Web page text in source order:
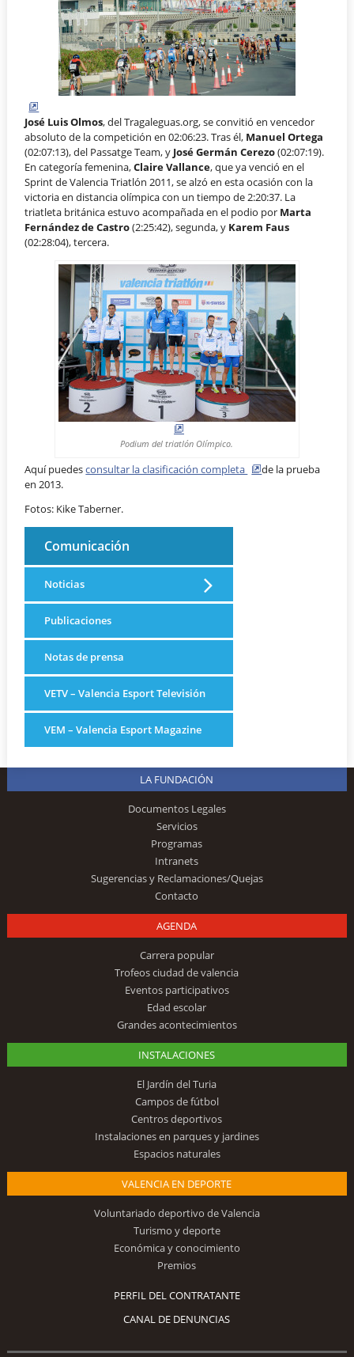
José Luis Olmos, del Tragaleguas.org, se convitió en vencedor
absoluto de la competición en 02:06:23. Tras él, Manuel Ortega
(02:07:13), del Passatge Team, y José Germán Cerezo(02:07:19).
En categoría femenina,Claire Vallance, que ya venció en el
Sprint de Valencia Triatlón 2011, se alzó en esta ocasión con la
victoria en distancia olímpica con un tiempo de 2:20:37. La
triatleta británica estuvo acompañada en el podio por Marta
Fernández de Castro(2:25:42), segunda, y Karem Faus
(02:28:04), tercera.
Podium del triatlón Olímpico.
Aquí puedesconsultar la clasificación completa
de la prueba
en 2013.
Fotos: Kike Taberner.
Comunicación
Noticias
Publicaciones
Notas de prensa
VETV – Valencia Esport Televisión
VEM – Valencia Esport Magazine
LA FUNDACIÓN
Documentos Legales
Servicios
Programas
Intranets
Sugerencias y Reclamaciones/Quejas
Contacto
AGENDA
Carrera popular
Trofeos ciudad de valencia
Eventos participativos
Edad escolar
Grandes acontecimientos
INSTALACIONES
El Jardín del Turia
Campos de fútbol
Centros deportivos
Instalaciones en parques y jardines
Espacios naturales
VALENCIA EN DEPORTE
Voluntariado deportivo de Valencia
Turismo y deporte
Económica y conocimiento
Premios
PERFIL DEL CONTRATANTE
CANAL DE DENUNCIAS